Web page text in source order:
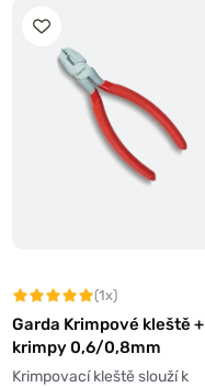
(1x)
Garda Krimpové kleště +
krimpy 0,6/0,8mm
Krimpovací kleště slouží k